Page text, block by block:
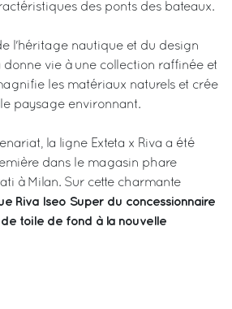
des ponts des bateaux.
l'héritage nautique et du design
donne vie à une collection raffinée et
les matériaux naturels et crée
paysage environnant.
la ligne Exteta x Riva a été
dans le magasin phare
à Milan. Sur cette charmante
Riva Iseo Super du concessionnaire
toile de fond à la nouvelle